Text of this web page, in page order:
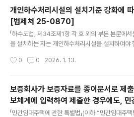
가를 신청하거나 건축신고를 하는 경우부터 적용한
부칙 제2조에 따른 건축허가 및 건축신고에는 대수
따라 대수선하려는 자가 받아야 하는 허가를 말하며
법」 제14조제1항에 따라 대수선하려는 자가 하여
개인하수처리시설의 설치기준 강화에
[법제처 25-0870]
「하수도법」 제34조제1항 각 호 외의 부분 본문에
을 설치하는 자는 개인하수처리시설을 설치하여야
하게 설치하여야 한다고 규정하고 있으며, 같은 법
25호로 일부개정된 「하수도법 시행령」(이하 “개
별표 1의6에 제7호의2 및 제7호의3을 신설하면서
별표 1의6 제7호의2 및 제7호의3의 개정규정은
고 규정하고 있고, 같은 부칙 제3조에서 같은 영 시
0 0 2026. 1. 13.
보증회사가 보증자료를 종이문서로 제
보체계에 입력하여 제출한 경우에도, 민
항 전단에 따라 보증자료를 제출한 것
「민간임대주택에 관한 특별법」(이하 “민간임대